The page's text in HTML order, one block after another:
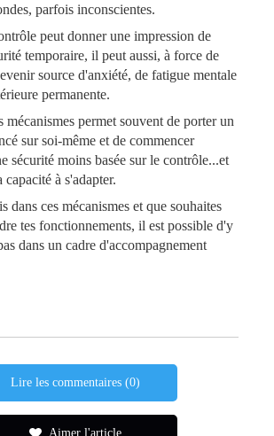
parfois inconscientes.
peut donner une impression de
temporaire, il peut aussi, à force de
source d'anxiété, de fatigue mentale
permanente.
mécanismes permet souvent de porter un
sur soi-même et de commencer
sécurité moins basée sur le contrôle...et
capacité à s'adapter.
dans ces mécanismes et que souhaites
tes fonctionnements, il est possible d'y
dans un cadre d'accompagnement
Lire les commentaires (0)
Aimer l'article